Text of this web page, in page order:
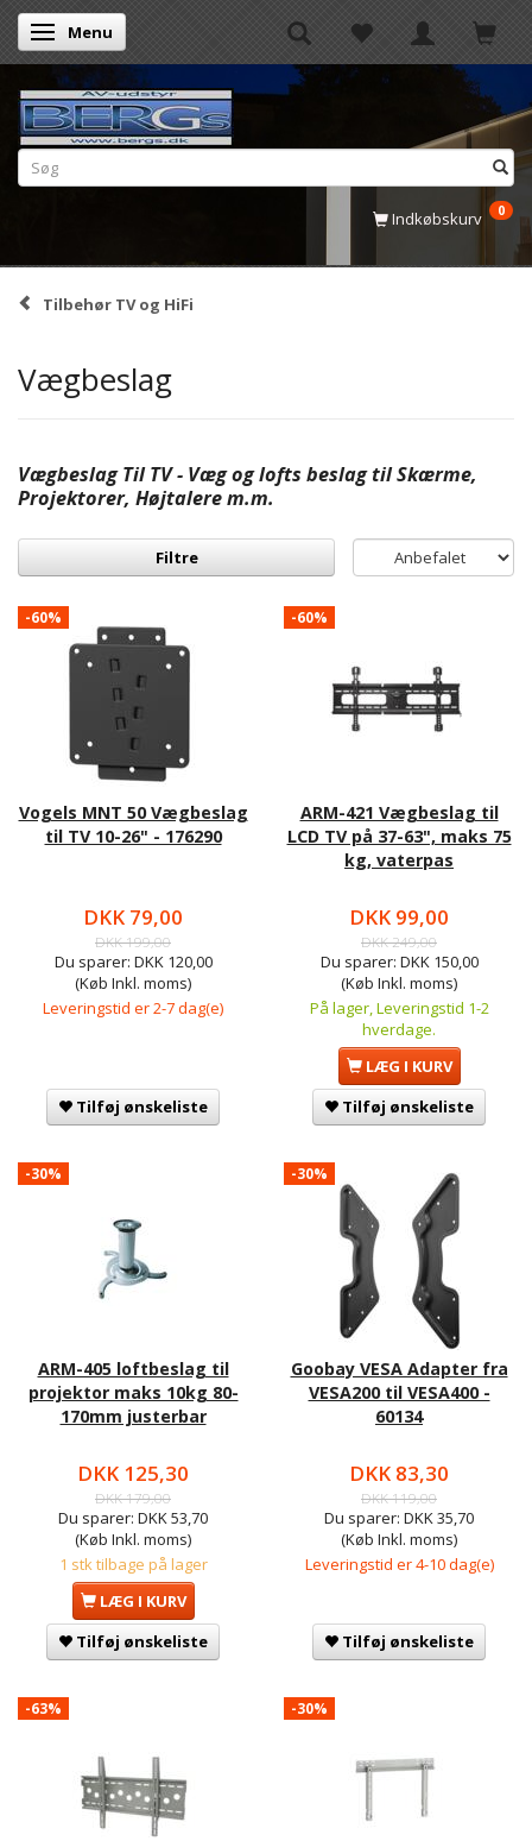
Skifte navigation
Menu
Indkøbskurv 0
Tilbehør TV og HiFi
Vægbeslag
Vægbeslag Til TV - Væg og lofts beslag til Skærme,
Projektorer, Højtalere m.m.
Filtre
-60%
Vogels MNT 50 Vægbeslag
til TV 10-26" - 176290
DKK 79,00
DKK 199,00
Du sparer: DKK 120,00
(Køb Inkl. moms)
Leveringstid er 2-7 dag(e)
Tilføj ønskeliste
-60%
ARM-421 Vægbeslag til
LCD TV på 37-63", maks 75
kg, vaterpas
DKK 99,00
DKK 249,00
Du sparer: DKK 150,00
(Køb Inkl. moms)
På lager, Leveringstid 1-2
hverdage.
LÆG I KURV
Tilføj ønskeliste
-30%
ARM-405 loftbeslag til
projektor maks 10kg 80-
170mm justerbar
DKK 125,30
DKK 179,00
Du sparer: DKK 53,70
(Køb Inkl. moms)
1 stk tilbage på lager
LÆG I KURV
Tilføj ønskeliste
-30%
Goobay VESA Adapter fra
VESA200 til VESA400 -
60134
DKK 83,30
DKK 119,00
Du sparer: DKK 35,70
(Køb Inkl. moms)
Leveringstid er 4-10 dag(e)
Tilføj ønskeliste
-63% -30%